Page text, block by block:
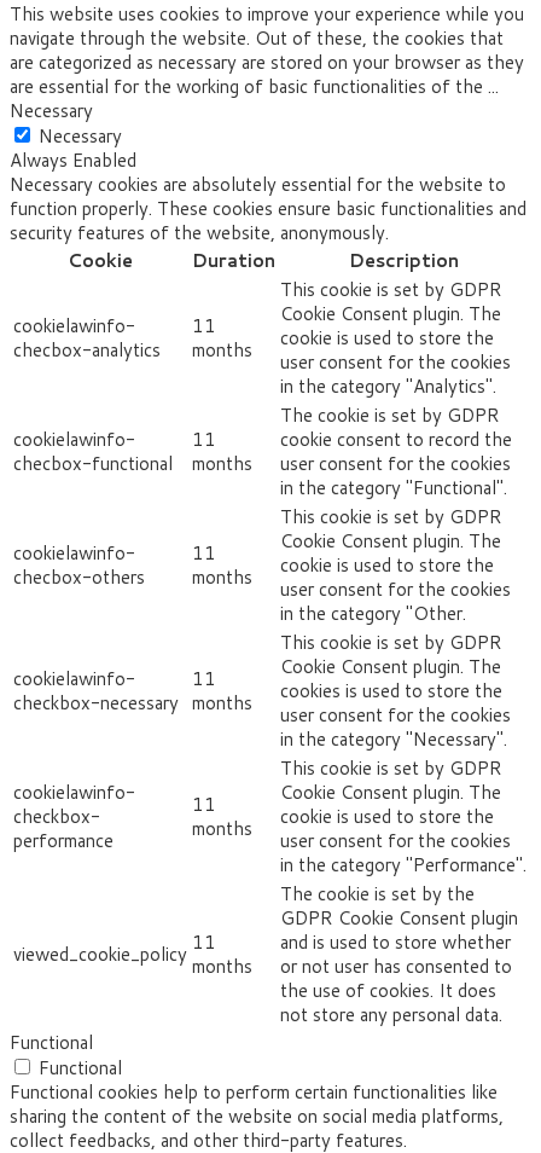
This website uses cookies to improve your experience while you
navigate through the website. Out of these, the cookies that
are categorized as necessary are stored on your browser as they
are essential for the working of basic functionalities of the ...
Necessary
Necessary
Always Enabled
Necessary cookies are absolutely essential for the website to
function properly. These cookies ensure basic functionalities and
security features of the website, anonymously.
Cookie
Duration Description
cookielawinfo-
checbox-analytics
11
months
This cookie is set by GDPR
Cookie Consent plugin. The
cookie is used to store the
user consent for the cookies
in the category "Analytics".
cookielawinfo-
checbox-functional
11
months
The cookie is set by GDPR
cookie consent to record the
user consent for the cookies
in the category "Functional".
cookielawinfo-
checbox-others
11
months
This cookie is set by GDPR
Cookie Consent plugin. The
cookie is used to store the
user consent for the cookies
in the category "Other.
cookielawinfo-
checkbox-necessary
11
months
This cookie is set by GDPR
Cookie Consent plugin. The
cookies is used to store the
user consent for the cookies
in the category "Necessary".
cookielawinfo-
checkbox-
performance
11
months
This cookie is set by GDPR
Cookie Consent plugin. The
cookie is used to store the
user consent for the cookies
in the category "Performance".
viewed_cookie_policy 11
months
The cookie is set by the
GDPR Cookie Consent plugin
and is used to store whether
or not user has consented to
the use of cookies. It does
not store any personal data.
Functional
Functional
Functional cookies help to perform certain functionalities like
sharing the content of the website on social media platforms,
collect feedbacks, and other third-party features.